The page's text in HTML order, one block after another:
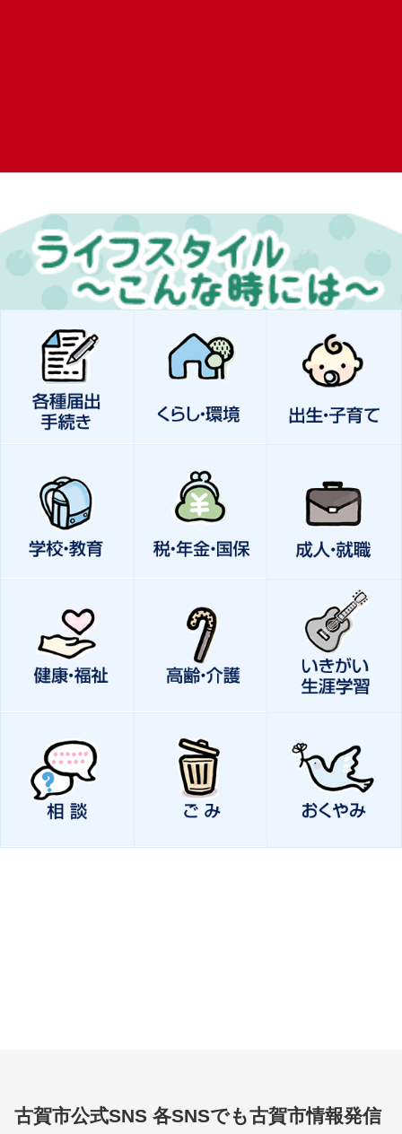
古賀市公式SNS 各SNSでも古賀市情報発信